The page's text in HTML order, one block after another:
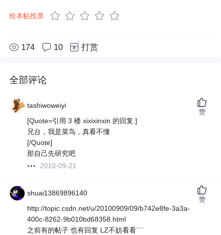
给本帖投票
174 10 打赏
全部评论
tashiwoweiyi
[Quote=引用 3 楼 xixixinxin 的回复:]
兄台，我是菜鸟，真看不懂
[/Quote]
那自己先研究吧
2010-09-21
赞
shuai13869896140
http://topic.csdn.net/u/20100909/09/b742e8fe-3a3a-
400c-8262-9b010bd68358.html
之前有的帖子 也有回复 LZ不妨看看```
赞